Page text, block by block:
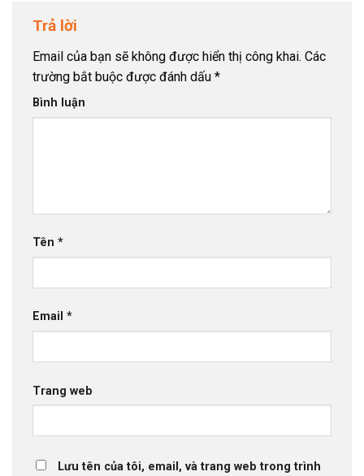
Trả lời
Email của bạn sẽ không được hiển thị công khai. Các
trường bắt buộc được đánh dấu *
Bình luận
Tên *
Email *
Trang web
Lưu tên của tôi, email, và trang web trong trình